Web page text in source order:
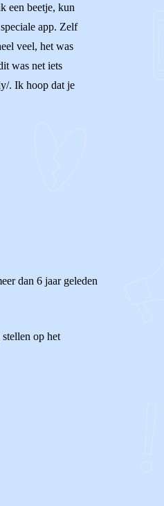
een beetje, kun
app. Zelf
veel, het was
was net iets
. Ik hoop dat je
dan 6 jaar geleden
op het